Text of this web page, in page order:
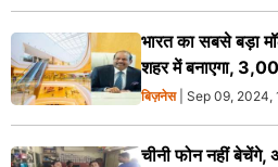
भारत का सबसे बड़ा
शहर में बनाएगा,
बिज़नेस| Sep 09, 2024,
चीनी फोन नहीं बेचेंगे,